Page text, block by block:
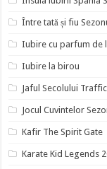
Între tată și fiu
Iubire cu parfum de
Iubire la birou
Jaful Secolului
Jocul Cuvintelor
Kafir The Spirit Gate
Karate Kid Legends